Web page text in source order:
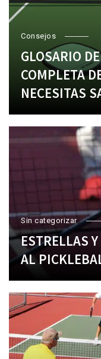
Consejos
GLOSARIO
COMPLETA
NECESITAS
Sin categorizar
ESTRELLAS
AL